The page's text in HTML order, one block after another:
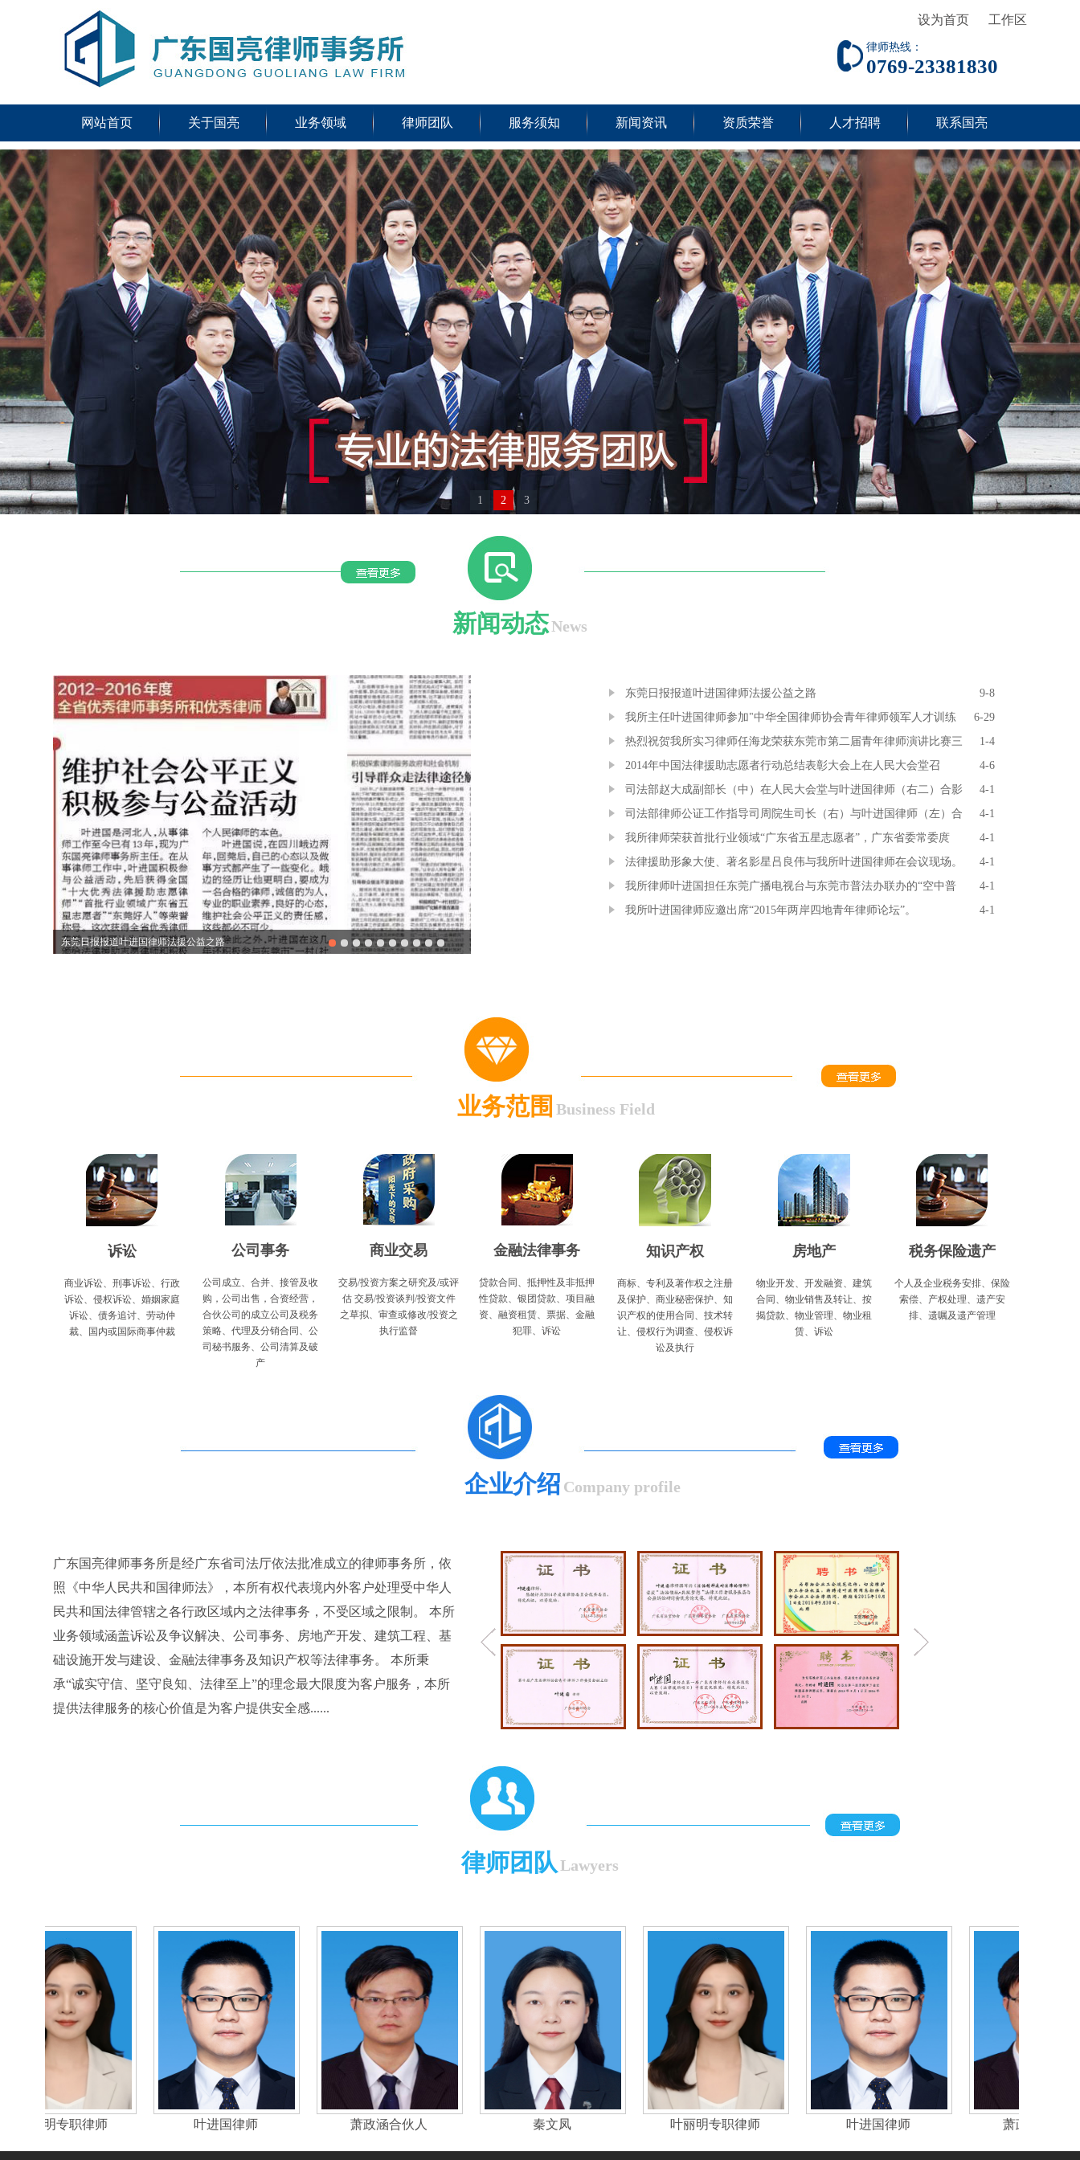
设为首页 工作区
律师热线：
0769-23381830
网站首页 关于国亮 业务领域 律师团队 服务须知 新闻资讯 资质荣誉 人才招聘 联系国亮
1 2 3
新闻动态News
东莞日报报道叶进国律师法援公益之路
9-8
东莞日报报道叶进国律师法援公益之路
6-29
我所主任叶进国律师参加"中华全国律师协会青年律师领军人才训练
1-4
热烈祝贺我所实习律师任海龙荣获东莞市第二届青年律师演讲比赛三
4-6
2014年中国法律援助志愿者行动总结表彰大会上在人民大会堂召
4-1
司法部赵大成副部长（中）在人民大会堂与叶进国律师（右二）合影
4-1
司法部律师公证工作指导司周院生司长（右）与叶进国律师（左）合
4-1
我所律师荣获首批行业领域“广东省五星志愿者”，广东省委常委庹
4-1
法律援助形象大使、著名影星吕良伟与我所叶进国律师在会议现场。
4-1
我所律师叶进国担任东莞广播电视台与东莞市普法办联办的“空中普
4-1
我所叶进国律师应邀出席“2015年两岸四地青年律师论坛”。
业务范围 Business Field
诉讼
商业诉讼、刑事诉讼、行政
诉讼、侵权诉讼、婚姻家庭
诉讼、债务追讨、劳动仲
裁、国内或国际商事仲裁
公司事务
公司成立、合并、接管及收
购，公司出售，合资经营，
合伙公司的成立公司及税务
策略、代理及分销合同、公
司秘书服务、公司清算及破
产
商业交易
交易/投资方案之研究及/或评
估 交易/投资谈判/投资文件
之草拟、审查或修改/投资之
执行监督
金融法律事务
贷款合同、抵押性及非抵押
性贷款、银团贷款、项目融
资、融资租赁、票据、金融
犯罪、诉讼
知识产权
商标、专利及著作权之注册
及保护、商业秘密保护、知
识产权的使用合同、技术转
让、侵权行为调查、侵权诉
讼及执行
房地产
物业开发、开发融资、建筑
合同、物业销售及转让、按
揭贷款、物业管理、物业租
赁、诉讼
税务保险遗产
个人及企业税务安排、保险
索偿、产权处理、遗产安
排、遗嘱及遗产管理
企业介绍 Company profile
广东国亮律师事务所是经广东省司法厅依法批准成立的律师事务所，依
照《中华人民共和国律师法》，本所有权代表境内外客户处理受中华人
民共和国法律管辖之各行政区域内之法律事务，不受区域之限制。 本所
业务领域涵盖诉讼及争议解决、公司事务、房地产开发、建筑工程、基
础设施开发与建设、金融法律事务及知识产权等法律事务。 本所秉
承“诚实守信、坚守良知、法律至上”的理念最大限度为客户服务，本所
提供法律服务的核心价值是为客户提供安全感......
律师团队 Lawyers
秦文凤 叶丽明专职律师 叶进国律师 萧政涵合伙人 秦文凤 叶丽明专职律师